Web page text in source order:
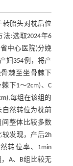
转胎头对枕后位
:选取2024年6
中心医院)分娩
妇354例，将产
棘至坐骨棘下
下1～2cm)、C
每组在该组的
然转位为枕前
整体比较多数
发现，产后2h
转位率、1min
A、B组比较无